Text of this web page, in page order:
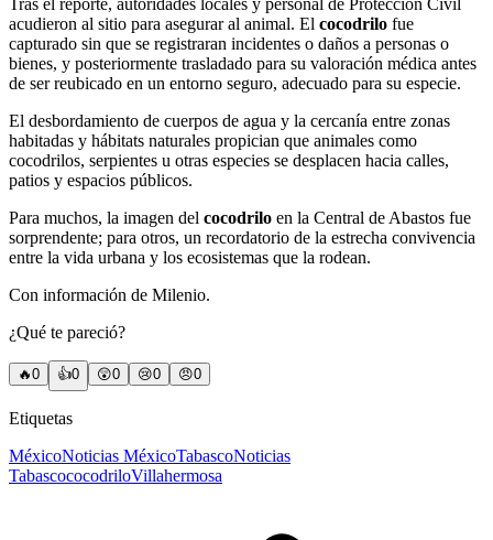
Tras el reporte, autoridades locales y personal de Protección Civil
acudieron al sitio para asegurar al animal. El cocodrilo fue
capturado sin que se registraran incidentes o daños a personas o
bienes, y posteriormente trasladado para su valoración médica antes
de ser reubicado en un entorno seguro, adecuado para su especie.
El desbordamiento de cuerpos de agua y la cercanía entre zonas
habitadas y hábitats naturales propician que animales como
cocodrilos, serpientes u otras especies se desplacen hacia calles,
patios y espacios públicos.
Para muchos, la imagen del cocodrilo en la Central de Abastos fue
sorprendente; para otros, un recordatorio de la estrecha convivencia
entre la vida urbana y los ecosistemas que la rodean.
Con información de Milenio.
¿Qué te pareció?
🔥0 👍0 😲0 😢0 😠0
Etiquetas
MéxicoNoticias MéxicoTabascoNoticias
TabascococodriloVillahermosa